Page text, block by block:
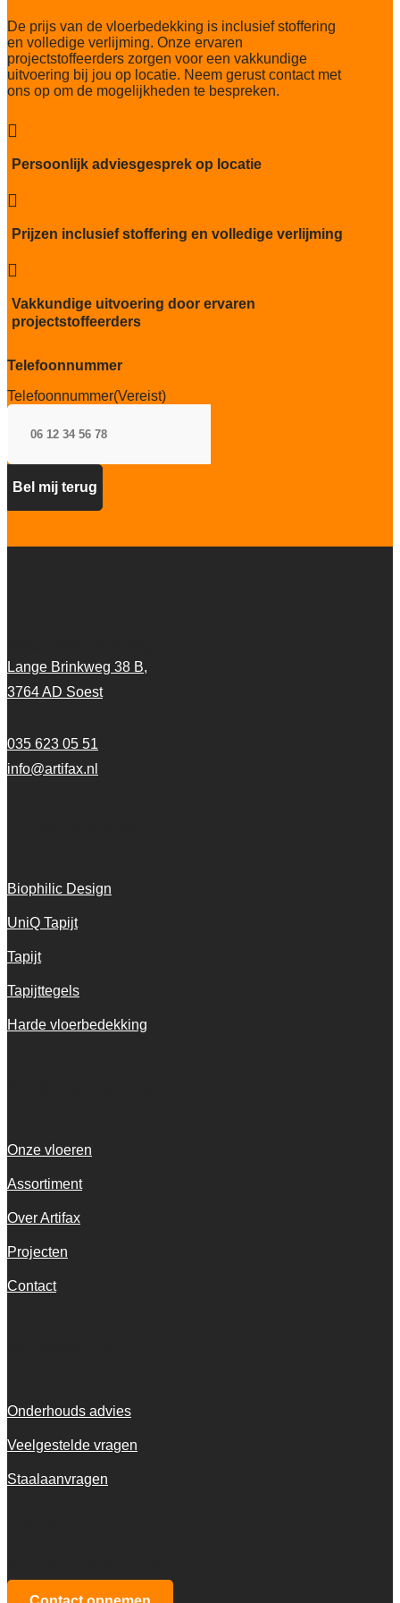
klasse 33 LC 2+ Rolstoel A
Thermische weerstand
0,17 m²C° / W
Brandwerend
Cfl-S1
Project gebruik
sterk
De prijs van de vloerbedekking is inclusief stoffering
en volledige verlijming. Onze ervaren
projectstoffeerders zorgen voor een vakkundige
uitvoering bij jou op locatie. Neem gerust contact met
ons op om de mogelijkheden te bespreken.

Persoonlijk adviesgesprek op locatie

Prijzen inclusief stoffering en volledige verlijming

Vakkundige uitvoering door ervaren
projectstoffeerders
Telefoonnummer
Telefoonnummer(Vereist)
Lange Brinkweg 38 B,
3764 AD Soest
035 623 05 51
info@artifax.nl
Biophilic Design
UniQ Tapijt
Tapijt
Tapijttegels
Harde vloerbedekking
Onze vloeren
Assortiment
Over Artifax
Projecten
Contact
Onderhouds advies
Veelgestelde vragen
Staalaanvragen